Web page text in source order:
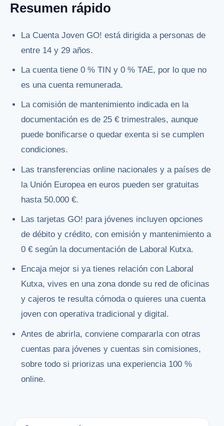
Resumen rápido
La Cuenta Joven GO! está dirigida a personas de
entre 14 y 29 años.
La cuenta tiene 0 % TIN y 0 % TAE, por lo que no
es una cuenta remunerada.
La comisión de mantenimiento indicada en la
documentación es de 25 € trimestrales, aunque
puede bonificarse o quedar exenta si se cumplen
condiciones.
Las transferencias online nacionales y a países de
la Unión Europea en euros pueden ser gratuitas
hasta 50.000 €.
Las tarjetas GO! para jóvenes incluyen opciones
de débito y crédito, con emisión y mantenimiento a
0 € según la documentación de Laboral Kutxa.
Encaja mejor si ya tienes relación con Laboral
Kutxa, vives en una zona donde su red de oficinas
y cajeros te resulta cómoda o quieres una cuenta
joven con operativa tradicional y digital.
Antes de abrirla, conviene compararla con otras
cuentas para jóvenes y cuentas sin comisiones,
sobre todo si priorizas una experiencia 100 %
online.